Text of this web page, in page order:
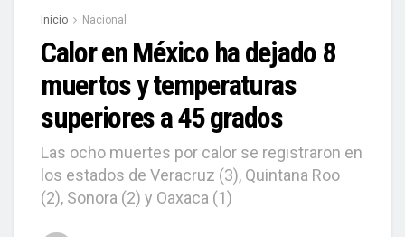
Inicio Nacional
Calor en México ha dejado 8
muertos y temperaturas
superiores a 45 grados
Las ocho muertes por calor se registraron en
los estados de Veracruz (3), Quintana Roo
(2), Sonora (2) y Oaxaca (1)